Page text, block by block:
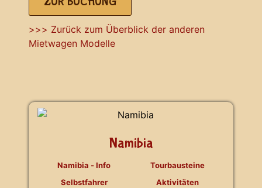
>>> Zurück zum Überblick der anderen
Mietwagen Modelle
Namibia
Namibia - Info
Selbstfahrer
Tourbausteine
Aktivitäten